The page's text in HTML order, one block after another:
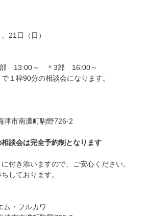
21日（日）
13:00～ ＊3部 16:00～
１枠90分の相談会になります。
市南濃町駒野726-2
談会は完全予約制となります
付き添いますので、ご安心ください。
しております。
・フルカワ